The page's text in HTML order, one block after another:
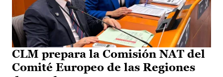
CLM prepara la Comisión NAT del
Comité Europeo de las Regiones